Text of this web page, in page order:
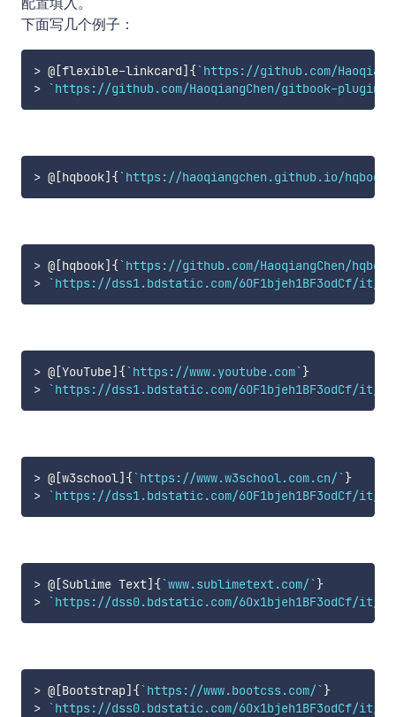
下面写几个例子：
> @[flexible-linkcard]{`https://github.com/
> `https://github.com/HaoqiangChen/gitbook-
> @[hqbook]{`https://haoqiangchen.github.io/hqbook`
> @[hqbook]{`https://github.com/HaoqiangChen/
> `https://dss1.bdstatic.com/6OF1bjeh1BF3odCf/it/
> @[YouTube]{`https://www.youtube.com` }
> `https://dss1.bdstatic.com/6OF1bjeh1BF3odCf/it/
> @[w3school]{`https://www.w3school.com.cn/` }
> `https://dss1.bdstatic.com/6OF1bjeh1BF3odCf/it/
> @[Sublime Text]{`www.sublimetext.com/` }
> `https://dss0.bdstatic.com/6Ox1bjeh1BF3odCf/it/
> @[Bootstrap]{`https://www.bootcss.com/` }
> `https://dss0.bdstatic.com/6Ox1bjeh1BF3odCf/it/